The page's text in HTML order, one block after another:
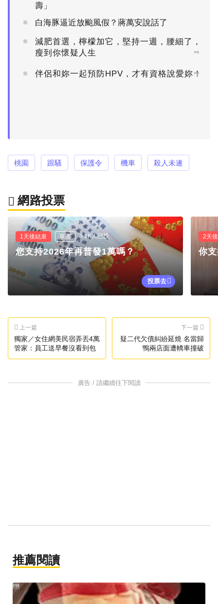
壽」
白海豚逼近放颱風假？蔣萬安說話了
減肥首選，檸檬加它，堅持一週，腰細了，
瘦到你懷疑人生
PR
伴侶和妳一起預防HPV，才有資格說愛妳！
PR
桃園 跟騷 保護令 機車 殺人未遂
網路投票
1天後結束 單選 3.1K人已投
您支持2026年再普發1萬嗎？
投票去
2天
你
上一篇
獨家／女住網美民宿弄丟4萬
管家：員工送早餐沒看到包
下一篇
疑二代欠債糾紛延燒 名當歸
鴨兩店面遭轎車撞破
廣告 / 請繼續往下閱讀
推薦閱讀
PR